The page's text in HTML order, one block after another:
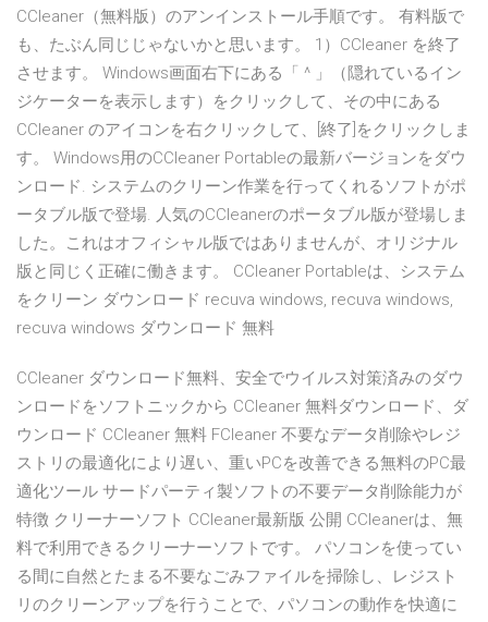
CCleaner（無料版）のアンインストール手順です。 有料版で
も、たぶん同じじゃないかと思います。 1）CCleaner を終了
させます。 Windows画面右下にある「 ^ 」（隠れているイン
ジケーターを表示します）をクリックして、その中にある
CCleaner のアイコンを右クリックして、[終了]をクリックしま
す。 Windows用のCCleaner Portableの最新バージョンをダウ
ンロード. システムのクリーン作業を行ってくれるソフトがポ
ータブル版で登場. 人気のCCleanerのポータブル版が登場しま
した。これはオフィシャル版ではありませんが、オリジナル
版と同じく正確に働きます。 CCleaner Portableは、システム
をクリーン ダウンロード recuva windows, recuva windows,
recuva windows ダウンロード 無料
CCleaner ダウンロード無料、安全でウイルス対策済みのダウ
ンロードをソフトニックから CCleaner 無料ダウンロード、ダ
ウンロード CCleaner 無料 FCleaner 不要なデータ削除やレジ
ストリの最適化により遅い、重いPCを改善できる無料のPC最
適化ツール サードパーティ製ソフトの不要データ削除能力が
特徴 クリーナーソフト CCleaner最新版 公開 CCleanerは、無
料で利用できるクリーナーソフトです。 パソコンを使ってい
る間に自然とたまる不要なごみファイルを掃除し、レジスト
リのクリーンアップを行うことで、パソコンの動作を快適に